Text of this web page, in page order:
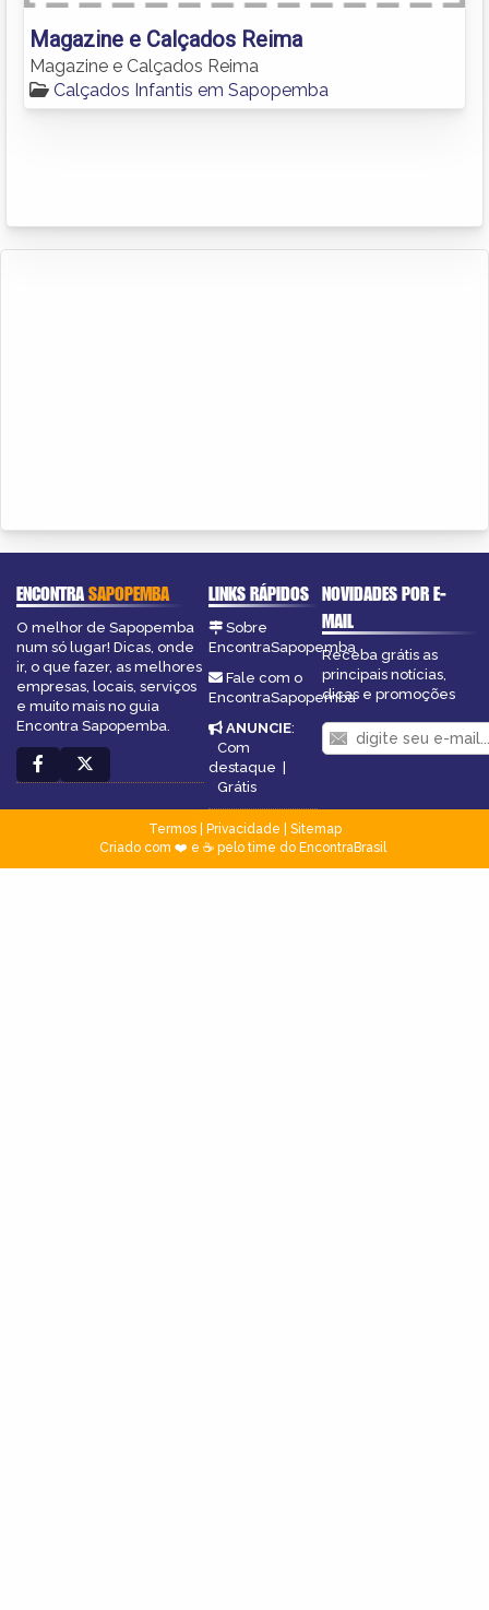
Magazine e Calçados Reima
Magazine e Calçados Reima
Calçados Infantis em Sapopemba
ENCONTRASAPOPEMBA
O melhor de Sapopemba
num só lugar! Dicas, onde
ir, o que fazer, as melhores
empresas, locais, serviços
e muito mais no guia
Encontra Sapopemba.
LINKS RÁPIDOS
Sobre
EncontraSapopemba
Fale com o
EncontraSapopemba
ANUNCIE:
Com
destaque |
Grátis
NOVIDADES POR E-
MAIL
Receba grátis as
principais notícias,
dicas e promoções
Termos| Privacidade
Sitemap
Criado com ❤️ e ☕ pelo time do EncontraBrasil